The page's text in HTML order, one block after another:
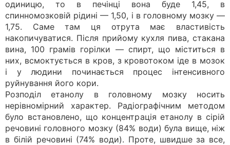
одиницю, то в печінці вона буде 1,45, в
спинномозковій рідині — 1,50, і в головному мозку —
1,75. Саме там ця отрута має властивість
накопичуватися. Після прийому кухля пива, стакана
вина, 100 грамів горілки — спирт, що міститься в
них, всмоктується в кров, з кровотоком іде в мозок
і у людини починається процес інтенсивного
руйнування його кори.
Розподіл етанолу в головному мозку носить
нерівномірний характер. Радіографічним методом
було встановлено, що концентрація етанолу в сірій
речовині головного мозку (84% води) була вище, ніж
в білій речовині (74% води). Проте, швидше за все,